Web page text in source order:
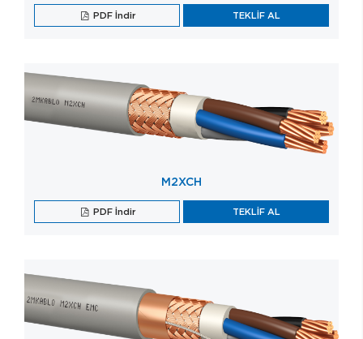
PDF İndir TEKLİF AL
M2XCH
PDF İndir TEKLİF AL